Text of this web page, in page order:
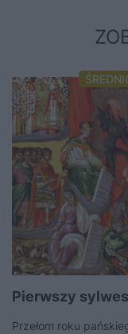
Pierwszy
Przełom roku